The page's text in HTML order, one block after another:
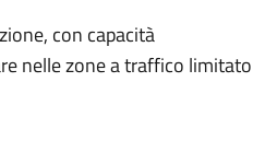
con capacità
nelle zone a traffico limitato